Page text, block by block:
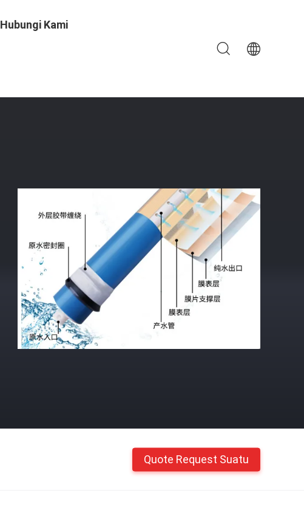
Hubungi Kami
Quote Request Suatu